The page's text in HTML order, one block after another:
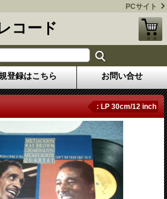
PCサイト
コード
登録はこちら お問い合せ
: LP 30cm/12 inch